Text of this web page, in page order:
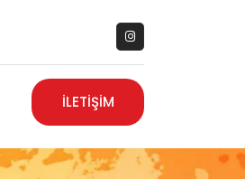
İLETİŞİM